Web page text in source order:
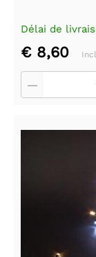
Délai de
€ 8,60